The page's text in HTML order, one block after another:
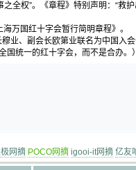
全权”。《章程》特别声明：“救
国红十字会暂行简明章程》。
、副会长欧第业联名为中国入会
国统一的红十字会，而不是合办。
网摘 POCO网摘 igooi-it网摘 亿友